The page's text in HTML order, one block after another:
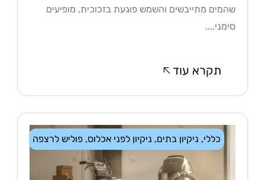
מתייבשים והשמש פוגעת בזכוכית, מופיעים
תקרא עוד
ניקיון בתים,ניקיון לפני אכלוס,פוליש לרצפה